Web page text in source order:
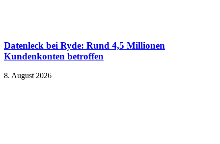
Datenleck bei Ryde: Rund 4,5 Millionen
Kundenkonten betroffen
8. August 2026